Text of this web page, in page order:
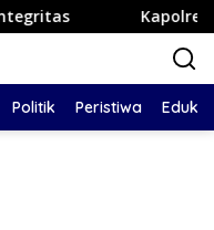
Kapolresta Malang Kota
Politik Peristiwa